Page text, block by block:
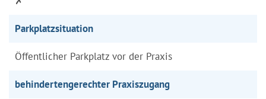
Parkplatzsituation
Öffentlicher Parkplatz vor der Praxis
behindertengerechter Praxiszugang